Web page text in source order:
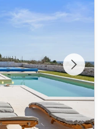
gesamte Galerie